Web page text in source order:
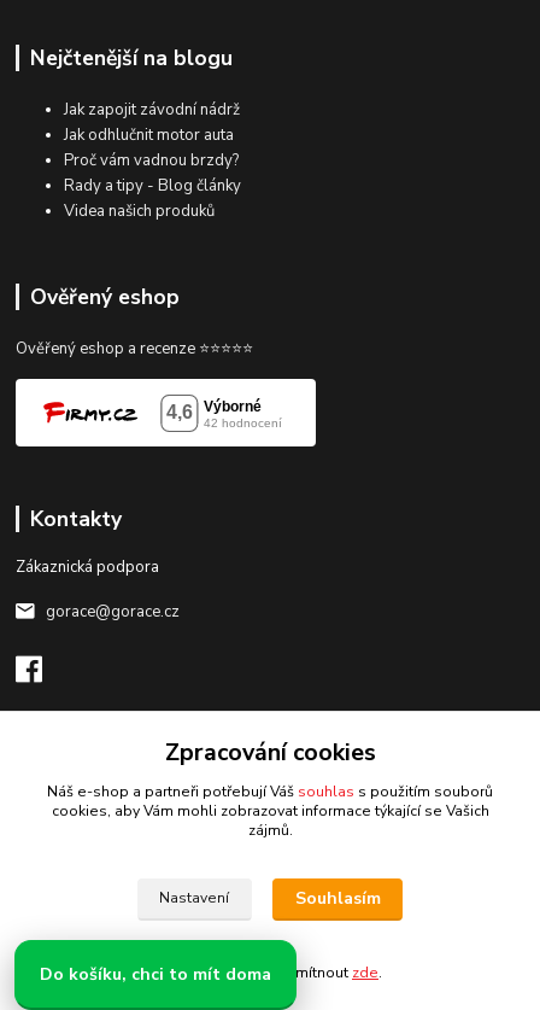
Do košíku, chci to mít doma
Nejčtenější na blogu
Jak zapojit závodní nádrž
Jak odhlučnit motor auta
Proč vám vadnou brzdy?
Rady a tipy - Blog články
Videa našich produků
Ověřený eshop
Ověřený eshop a recenze ⭐⭐⭐⭐⭐
Kontakty
Zákaznická podpora
gorace@gorace.cz
Upravit sběr cookies.
Eshop-rychle.cz
Zpracování cookies
Náš e-shop a partneři potřebují Váš souhlas s použitím souborů
cookies, aby Vám mohli zobrazovat informace týkající se Vašich
zájmů.
Nastavení Souhlasím
Souhlas můžete odmítnout zde.